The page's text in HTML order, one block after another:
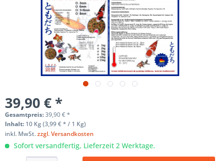
39,90 € *
Gesamtpreis:39,90€*
Inhalt: 10 Kg (3,99 € * / 1 Kg)
inkl. MwSt.zzgl. Versandkosten
Sofort versandfertig, Lieferzeit 2 Werktage.